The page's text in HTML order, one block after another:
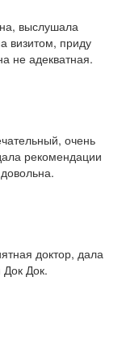
выслушала
визитом, приду
не адекватная.
очень
рекомендации
доктор, дала
Док.